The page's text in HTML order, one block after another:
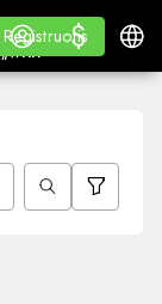
„WHITE LABEL“
Mokymasis
Mokymasis
Registruotis
Registruotis
Prisijungti
$
$